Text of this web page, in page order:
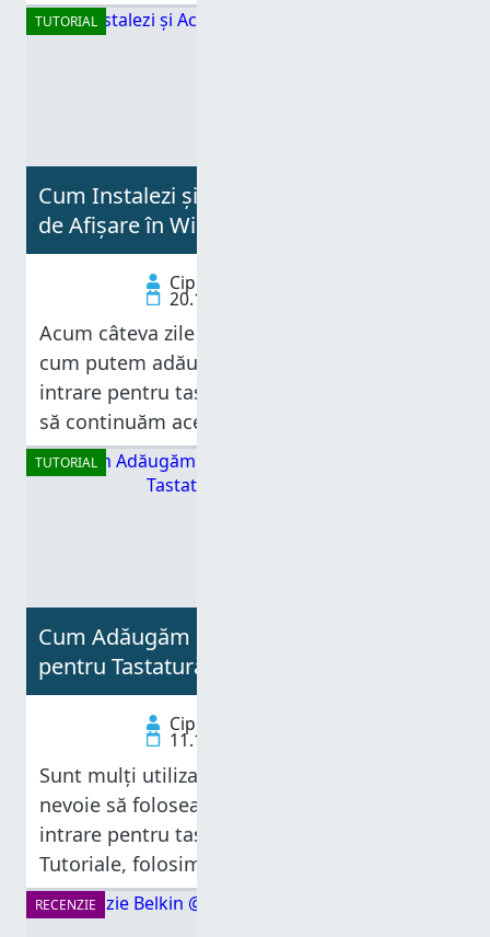
fericire, Windows 8 oferă o metodă rapidă
pentru readucerea ei
TUTORIAL
Cum Instalezi și Activezi o nouă Limbă
de Afișare în Windows 8
Ciprian Adrian Rusen
20.11.2012
Acum câteva zile am scris un tutorial despre
cum putem adăuga sau elimina limbi de
intrare pentru tastatură, în Windows 8. Ca
să continuăm acest subiect vreau să arăt
cum instalăm și activăm noi limbi de
afișare. Suntem siguri că
TUTORIAL
Cum Adăugăm sau Eliminăm Limbile
pentru Tastatură, în Windows 8
Ciprian Adrian Rusen
11.11.2012
Sunt mulți utilizatori de Windows care au
nevoie să folosească mai multe limbi de
intrare pentru tastatură. Noi, cei de la 7
Tutoriale, folosim zilnic cel puțin două
limbi: româna și engleza. Windows 8 vine în
ajutorul nostru și ne
RECENZIE